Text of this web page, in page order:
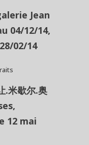
Jean
04/12/14,
02/14
.米歇尔.奥
12 mai